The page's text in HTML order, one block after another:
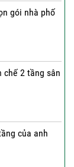
gói nhà phố
chế 2 tầng sân
của anh